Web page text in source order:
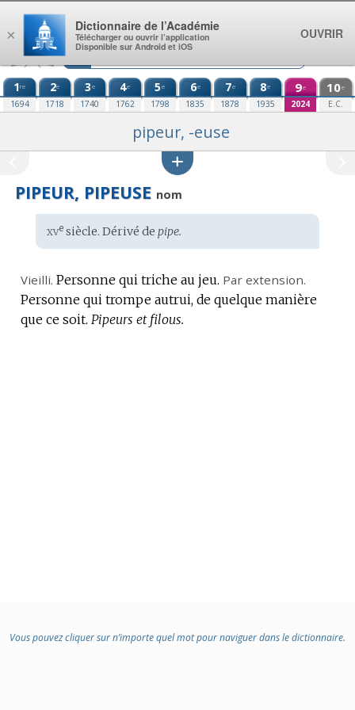
Aller au contenu
1re
1694
2e
1718
3e
1740
4e
1762
5e
1798
6e
1835
7e
1878
8e
1935
9e
2024
10e
E.C.
pipeur, -euse
PIPEUR, PIPEUSE nom
Étymologie
:
xvesiècle. Dérivé de pipe.
Vieilli. Personne qui triche au jeu. Par extension.
Personne qui trompe autrui, de quelque manière
que ce soit. Pipeurs et filous.
Vous pouvez cliquer sur n’importe quel mot pour naviguer dans le dictionnaire.
×
Dictionnaire de l’Académie
Télécharger ou ouvrir l’application
Disponible sur Android et iOS
OUVRIR